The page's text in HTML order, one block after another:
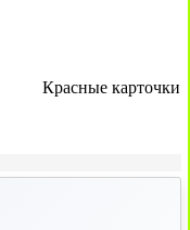
Красные карточки